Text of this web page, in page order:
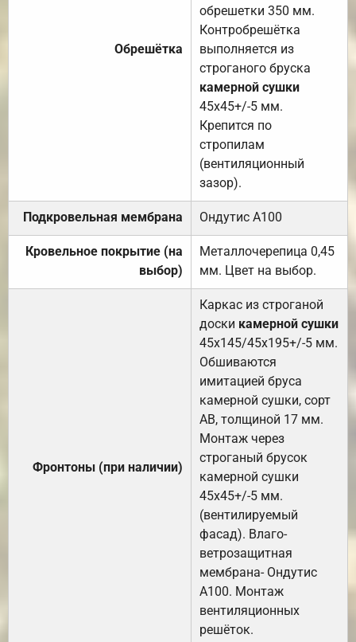
Обрешётка
обрешетки 350 мм.
Контробрешётка
выполняется из
строганого бруска
камерной сушки
45х45+/-5 мм.
Крепится по
стропилам
(вентиляционный
зазор).
Подкровельная мембрана Ондутис А100
Кровельное покрытие (на
выбор)
Металлочерепица 0,45
мм. Цвет на выбор.
Фронтоны (при наличии)
Каркас из строганой
доски камерной сушки
45х145/45х195+/-5 мм.
Обшиваются
имитацией бруса
камерной сушки, сорт
АВ, толщиной 17 мм.
Монтаж через
строганый брусок
камерной сушки
45х45+/-5 мм.
(вентилируемый
фасад). Влаго-
ветрозащитная
мембрана- Ондутис
А100. Монтаж
вентиляционных
решёток.